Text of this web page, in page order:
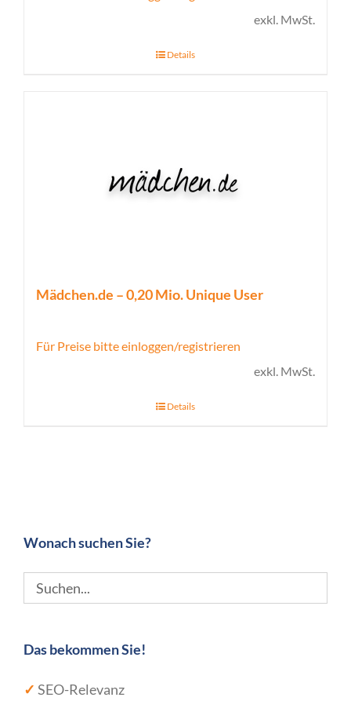
exkl. MwSt.
Details
Mädchen.de – 0,20 Mio. Unique User
Für Preise bitte einloggen/registrieren
exkl. MwSt.
Details
Wonach suchen Sie?
Das bekommen Sie!
✓ SEO-Relevanz